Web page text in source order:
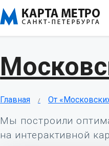
Главная От
Мы построили
на интерактивной